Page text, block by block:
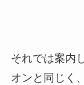
それでは案内
オンと同じく